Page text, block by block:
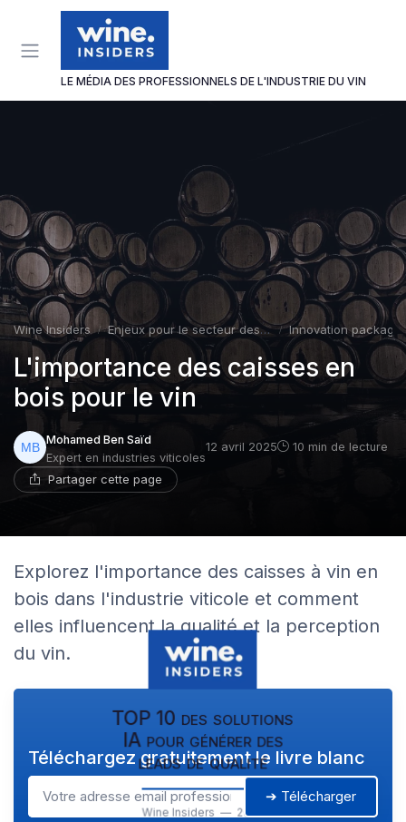
LE MÉDIA DES PROFESSIONNELS DE L'INDUSTRIE DU VIN
Wine Insiders Enjeux pour le secteur des vins et spiritueux Innovation
L'importance des caisses en
bois pour le vin
Mohamed Ben Saïd
Expert en industries viticoles
12 avril 2025 10 min de lecture
Partager cette page
Explorez l'importance des caisses à vin en
bois dans l'industrie viticole et comment
elles influencent la qualité et la perception
du vin.
TOP 10 des solutions
IA pour générer des
leads de qualité
Wine Insiders — 2026
Téléchargez gratuitement le livre blanc
➔ Télécharger
Panneau de gestion des cookies